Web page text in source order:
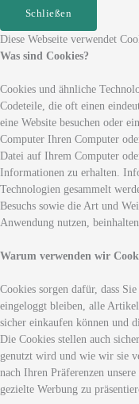
Schließen
Diese Webseite verwendet
Was sind Cookies?
Cookies und ähnliche
Codeteile, die oft einen
eine Website besuchen oder
Computer Ihren Computer
Datei auf Ihrem Computer
Informationen zu erhalten.
Technologien gesammelt
Besuchs sowie die Art und
Anwendung nutzen, beinhalten.
Warum verwenden wir
Cookies sorgen dafür, dass
eingeloggt bleiben, alle
sicher einkaufen können und
Die Cookies stellen auch
genutzt wird und wie wir sie
nach Ihren Präferenzen
gezielte Werbung zu